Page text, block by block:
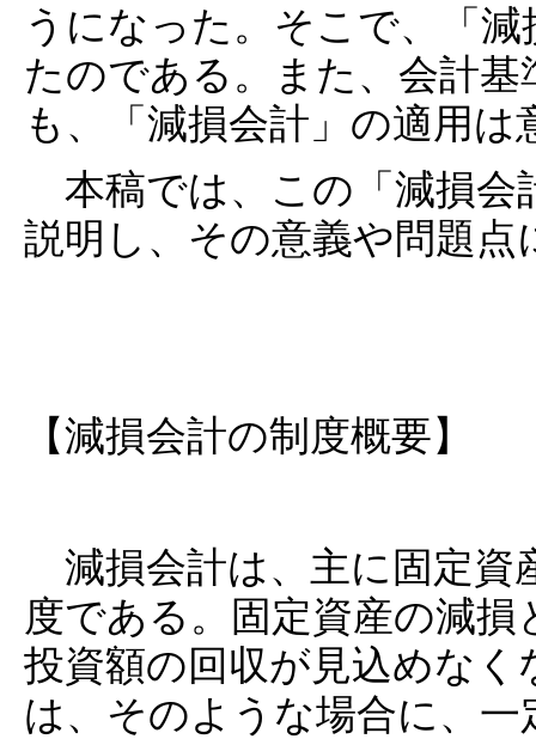
うになった。そこで、「
たのである。また、会計
も、「減損会計」の適用
本稿では、この「減損会
説明し、その意義や問題
【減損会計の制度概要】
減損会計は、主に固定資
度である。固定資産の減
投資額の回収が見込めな
は、そのような場合に、